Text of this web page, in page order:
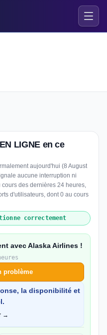
LIGNE en ce
aujourd'hui (8 August
aucune interruption ni
des dernières 24 heures,
d'utilisateurs, dont 0 au cours
correctement
avec Alaska Airlines !
problème
la disponibilité et
→